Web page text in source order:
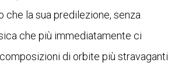
che la sua predilezione, senza
che più immediatamente ci
di orbite più stravaganti